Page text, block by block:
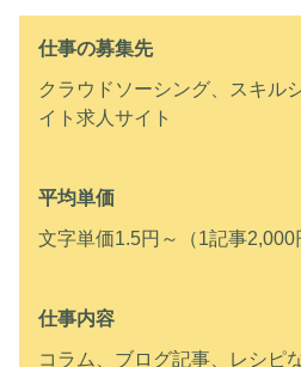
仕事の募集先
クラウドソーシング、スキル
イト求人サイト
平均単価
文字単価1.5円～（1記事2,000
仕事内容
コラム、ブログ記事、レシピ